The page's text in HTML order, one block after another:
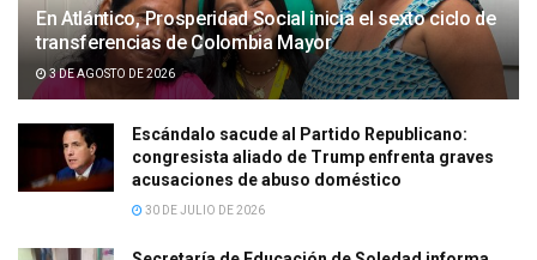
En Atlántico, Prosperidad Social inicia el sexto ciclo de
transferencias de Colombia Mayor
3 DE AGOSTO DE 2026
Escándalo sacude al Partido Republicano:
congresista aliado de Trump enfrenta graves
acusaciones de abuso doméstico
30 DE JULIO DE 2026